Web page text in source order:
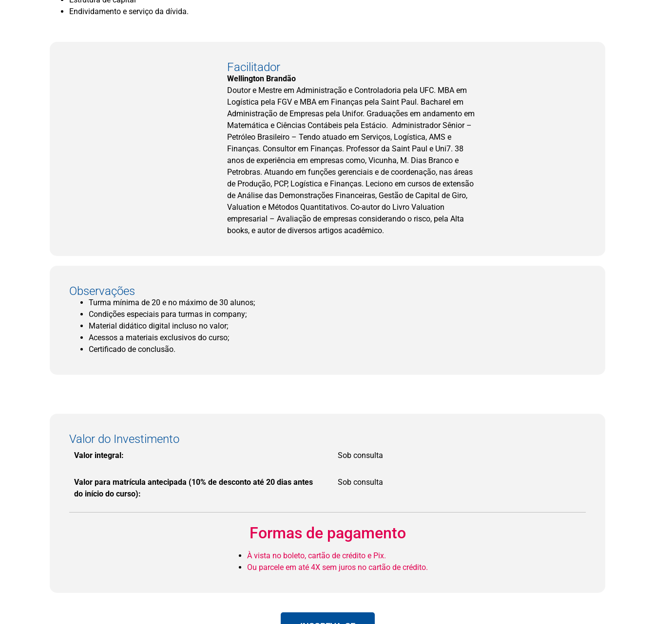
Endividamento e serviço da dívida.
Facilitador
Wellington Brandão
Doutor e Mestre em Administração e Controladoria pela UFC. MBA em
Logística pela FGV e MBA em Finanças pela Saint Paul. Bacharel em
Administração de Empresas pela Unifor. Graduações em andamento em
Matemática e Ciências Contábeis pela Estácio. Administrador Sênior –
Petróleo Brasileiro – Tendo atuado em Serviços, Logística, AMS e
Finanças. Consultor em Finanças. Professor da Saint Paul e Uni7. 38
anos de experiência em empresas como, Vicunha, M. Dias Branco e
Petrobras. Atuando em funções gerenciais e de coordenação, nas áreas
de Produção, PCP, Logística e Finanças. Leciono em cursos de extensão
de Análise das Demonstrações Financeiras, Gestão de Capital de Giro,
Valuation e Métodos Quantitativos. Co-autor do Livro Valuation
empresarial – Avaliação de empresas considerando o risco, pela Alta
books, e autor de diversos artigos acadêmico.
Observações
Turma mínima de 20 e no máximo de 30 alunos;
Condições especiais para turmas in company;
Material didático digital incluso no valor;
Acessos a materiais exclusivos do curso;
Certificado de conclusão.
Valor do Investimento
Valor integral: Sob consulta
Valor para matrícula antecipada (10% de desconto até 20 dias antes
do início do curso):
Sob consulta
Formas de pagamento
À vista no boleto, cartão de crédito e Pix.
Ou parcele em até 4X sem juros no cartão de crédito.